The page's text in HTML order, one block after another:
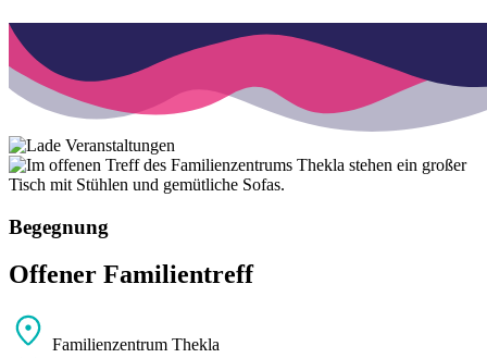
Begegnung
Offener Familientreff
Familienzentrum Thekla